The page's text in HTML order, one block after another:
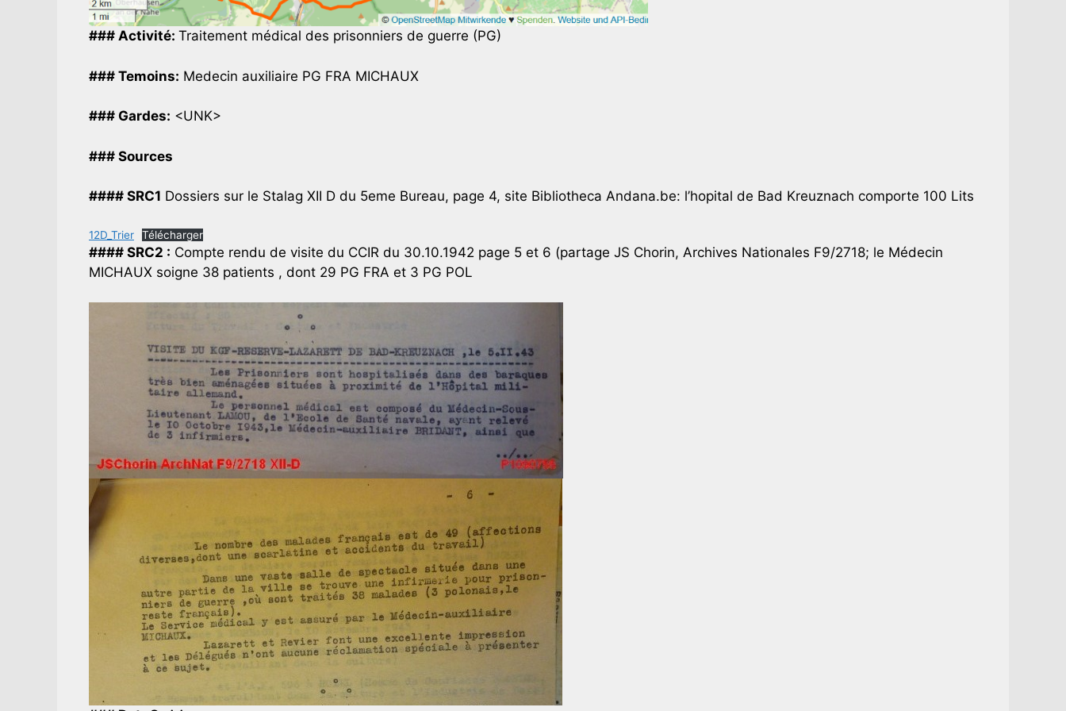
### Activité: Traitement médical des prisonniers de guerre (PG)
### Temoins: Medecin auxiliaire PG FRA MICHAUX
### Gardes: <UNK>
### Sources
#### SRC1 Dossiers sur le Stalag XII D du 5eme Bureau, page 4, site Bibliotheca Andana.be: l’hopital de Bad Kreuznach comporte 100 Lits
12D_Trier Télécharger
#### SRC2 : Compte rendu de visite du CCIR du 30.10.1942 page 5 et 6 (partage JS Chorin, Archives Nationales F9/2718; le Médecin
MICHAUX soigne 38 patients , dont 29 PG FRA et 3 PG POL